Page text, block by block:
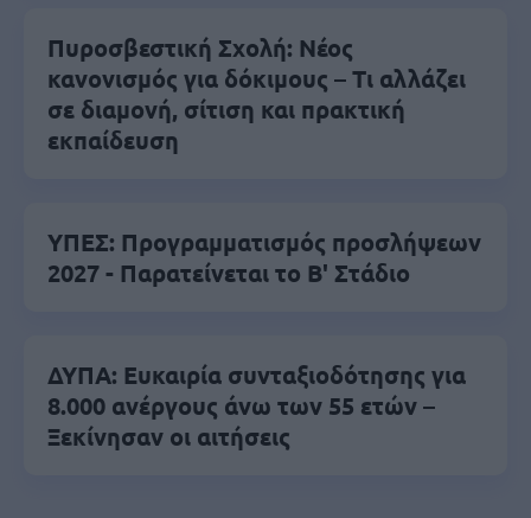
Πυροσβεστική Σχολή: Νέος
κανονισμός για δόκιμους – Τι αλλάζει
σε διαμονή, σίτιση και πρακτική
εκπαίδευση
ΥΠΕΣ: Προγραμματισμός προσλήψεων
2027 - Παρατείνεται το Β' Στάδιο
ΔΥΠΑ: Ευκαιρία συνταξιοδότησης για
8.000 ανέργους άνω των 55 ετών –
Ξεκίνησαν οι αιτήσεις